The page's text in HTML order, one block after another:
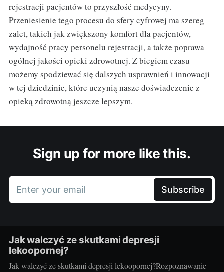
rejestracji pacjentów to przyszłość medycyny.
Przeniesienie tego procesu do sfery cyfrowej ma szereg
zalet, takich jak zwiększony komfort dla pacjentów,
wydajność pracy personelu rejestracji, a także poprawa
ogólnej jakości opieki zdrowotnej. Z biegiem czasu
możemy spodziewać się dalszych usprawnień i innowacji
w tej dziedzinie, które uczynią nasze doświadczenie z
opieką zdrowotną jeszcze lepszym.
Sign up for more like this.
Enter your email Subscribe
Jak walczyć ze skutkami depresji
lekoopornej?
Jak walczyć ze skutkami depresji lekoopornej?Rozpoznawanie